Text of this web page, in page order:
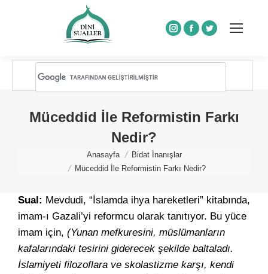
Instagram
Facebook
Twitter
Müceddid İle Reformistin Farkı
Nedir?
Anasayfa
Bidat İnanışlar
Müceddid İle Reformistin Farkı Nedir?
Sual: Mevdudi, “İslamda ihya hareketleri” kitabında,
imam-ı Gazali’yi reformcu olarak tanıtıyor. Bu yüce
imam için, (Yunan mefkuresini, müslümanların
kafalarındaki tesirini giderecek şekilde baltaladı.
İslamiyeti filozoflara ve skolastizme karşı, kendi